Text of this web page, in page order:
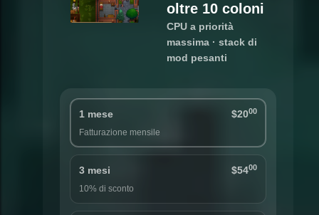
oltre 10 coloni
CPU a priorità
massima · stack di
mod pesanti
1 mese $2000
Fatturazione mensile
3 mesi $5400
10% di sconto